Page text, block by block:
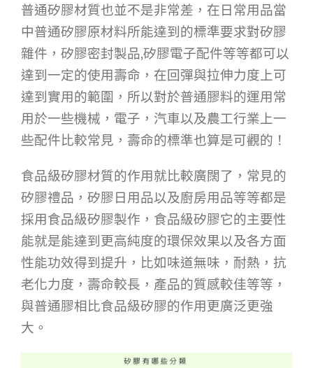
普通矽膠材質也並不是非常差，在日常用品當
中普通矽膠原材料所能達到的標準要求對矽膠
雜件，矽膠密封製品,矽膠電子配件等等都可以
達到一定的使用壽命，在回彈與拉伸力度上可
達到實用的範圍，所以對於普通膠料的運用常
用於一些機械，電子，汽車以及農工行業上一
些配件比較常見，壽命的標準也算是可觀的！
食品級矽膠材質的作用就比較廣闊了，常見的
矽膠禮品，矽膠日用品以及廚房用品等等都是
採用食品級矽膠製作，食品級矽膠它的主要性
能就是能達到更高純度的環保效果以及各方面
性能功效得到提升，比如味道無味，耐熱，抗
老化力度，壽命較長，產品的質感較佳等等，
與普通膠相比食品級矽膠的作用更廣泛更強
大。